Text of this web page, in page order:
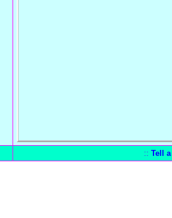
:: Tell